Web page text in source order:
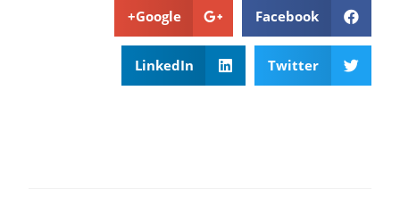
Facebook
Google+
Twitter
LinkedIn